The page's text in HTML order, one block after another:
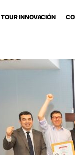
INNOVACIÓN